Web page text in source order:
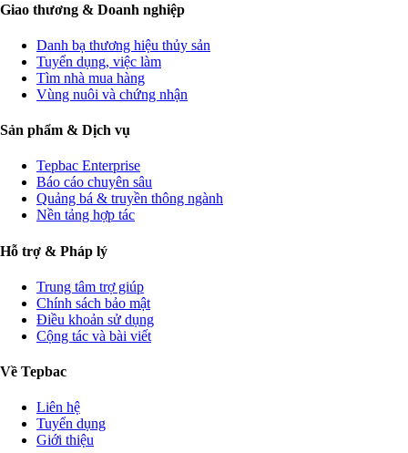
Giao thương & Doanh nghiệp
Danh bạ thương hiệu thủy sản
Tuyển dụng, việc làm
Tìm nhà mua hàng
Vùng nuôi và chứng nhận
Sản phẩm & Dịch vụ
Tepbac Enterprise
Báo cáo chuyên sâu
Quảng bá & truyền thông ngành
Nền tảng hợp tác
Hỗ trợ & Pháp lý
Trung tâm trợ giúp
Chính sách bảo mật
Điều khoản sử dụng
Cộng tác và bài viết
Về Tepbac
Liên hệ
Tuyển dụng
Giới thiệu